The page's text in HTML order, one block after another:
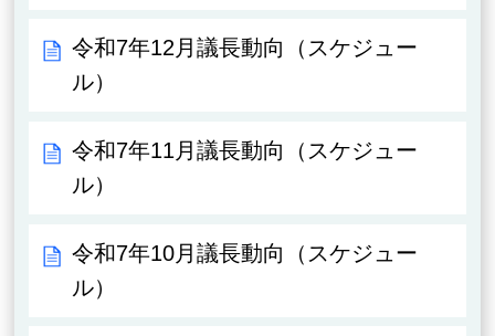
令和7年12月議長動向（スケジュー
ル）
令和7年11月議長動向（スケジュー
ル）
令和7年10月議長動向（スケジュー
ル）